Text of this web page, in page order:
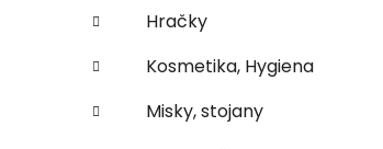
n
í
p
a
e
Hračky
Kosmetika, Hygiena
Misky, stojany